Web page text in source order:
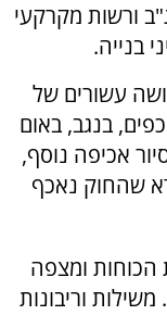
ורשות מקרקעי
בנייה.
עשורים של
בנגב, באום
אכיפה נוסף,
שהחוק נאכף
ומצפה
וריבונות